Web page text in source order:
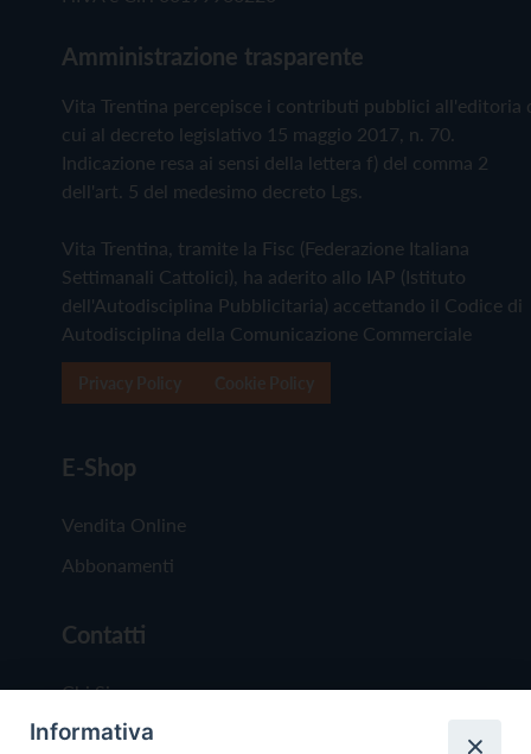
Amministrazione trasparente
Vita Trentina percepisce i contributi pubblici all'editoria
cui al decreto legislativo 15 maggio 2017, n. 70.
Indicazione resa ai sensi della lettera f) del comma 2
dell'art. 5 del medesimo decreto Lgs.
Vita Trentina, tramite la Fisc (Federazione Italiana
Settimanali Cattolici), ha aderito allo IAP (Istituto
dell'Autodisciplina Pubblicitaria) accettando il Codice di
Autodisciplina della Comunicazione Commerciale
E-Shop
Vendita Online
Abbonamenti
Contatti
Chi Siamo
Redazione
Informativa